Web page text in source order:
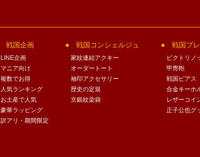
戦国企画
LINE企画
マニア向け
複数でお得
人気ランキング
お土産で人気
豪華ラッピング
訳アリ・期間限定
戦国コンシェルジュ
家紋連結アクキー
オーダートート
袖印アクセサリー
歴史の定規
京銀紋染袋
戦国プ
ビクトリノ
甲冑鞄
戦国ピアス
合金キーホ
レザーコイ
正子公也グ